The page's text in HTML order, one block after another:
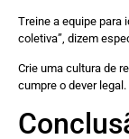
Treine a equipe para
coletiva”, dizem
Crie uma cultura de
cumpre o dever